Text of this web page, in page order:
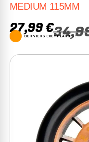
MEDIUM 115MM
27,99 €
DERNIERS EXEMPLAIRES !